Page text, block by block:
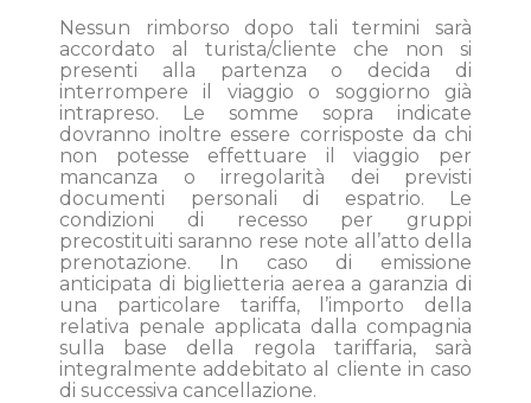
Nessun rimborso dopo tali termini sarà
accordato al turista/cliente che non si
presenti alla partenza o decida di
interrompere il viaggio o soggiorno già
intrapreso. Le somme sopra indicate
dovranno inoltre essere corrisposte da chi
non potesse effettuare il viaggio per
mancanza o irregolarità dei previsti
documenti personali di espatrio. Le
condizioni di recesso per gruppi
precostituiti saranno rese note all’atto della
prenotazione. In caso di emissione
anticipata di biglietteria aerea a garanzia di
una particolare tariffa, l’importo della
relativa penale applicata dalla compagnia
sulla base della regola tariffaria, sarà
integralmente addebitato al cliente in caso
di successiva cancellazione.